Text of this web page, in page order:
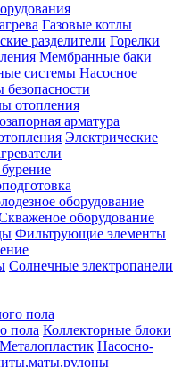
Газовые котлы
разделители Горелки
Мембранные баки
системы Насосное
отопления
арматура
Электрические
оборудование
оборудование
Фильтрующие элементы
Солнечные электропанели
пола
пола Коллекторные блоки
Металопластик Насосно-